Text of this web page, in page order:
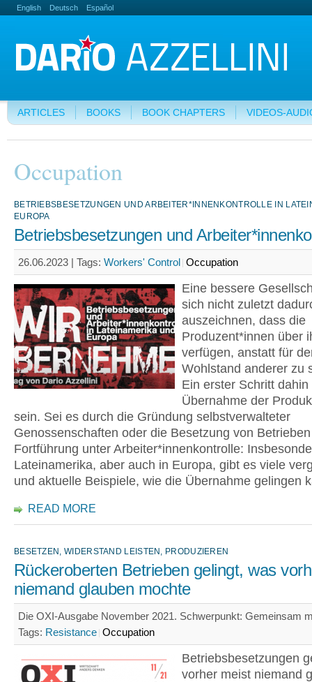
English Deutsch Español
ARTICLES BOOKS BOOK CHAPTERS VIDEOS-
Occupation
BETRIEBSBESETZUNGEN UND ARBEITER*INNENKONTROLLE IN
EUROPA
Betriebsbesetzungen und
26.06.2023 | Tags: Workers' Control Occupation
Eine bessere
sich nicht zuletzt
auszeichnen, dass die
Produzent*innen über
verfügen, anstatt für
Wohlstand anderer zu
Ein erster Schritt dahin
Übernahme der
sein. Sei es durch die Gründung selbstverwalteter
Genossenschaften oder die Besetzung von
Fortführung unter Arbeiter*innenkontrolle:
Lateinamerika, aber auch in Europa, gibt es viele
und aktuelle Beispiele, wie die Übernahme gelingen
READ MORE
BESETZEN, WIDERSTAND LEISTEN, PRODUZIEREN
Rückeroberten Betrieben gelingt, was
niemand glauben mochte
Die OXI-Ausgabe November 2021. Schwerpunkt: Gemeinsam
Tags: Resistance Occupation
Betriebsbesetzungen
vorher meist niemand